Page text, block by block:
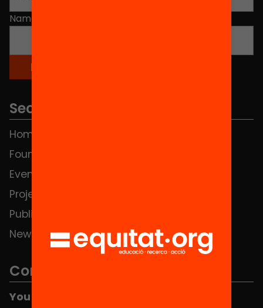
Name
Sections
Home
Foundation
Events
Projects
Publications and videos
News
Contact
You can find us at the Social HUB